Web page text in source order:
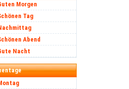
Morgen
Tag
Abend
Nacht